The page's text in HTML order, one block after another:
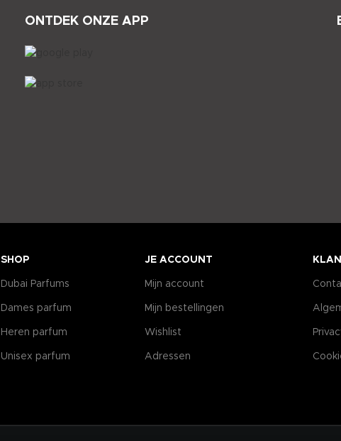
ONTDEK ONZE APP
SHOP
Dubai Parfums
Dames parfum
Heren parfum
Unisex parfum
JE ACCOUNT
Mijn account
Mijn bestellingen
Wishlist
Adressen